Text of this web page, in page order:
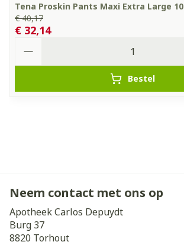
Tena Proskin Pants Maxi Extra Large 10
€ 40,17
€ 32,14
Bestel
Neem contact met ons op
Apotheek Carlos Depuydt
Burg 37
8820 Torhout